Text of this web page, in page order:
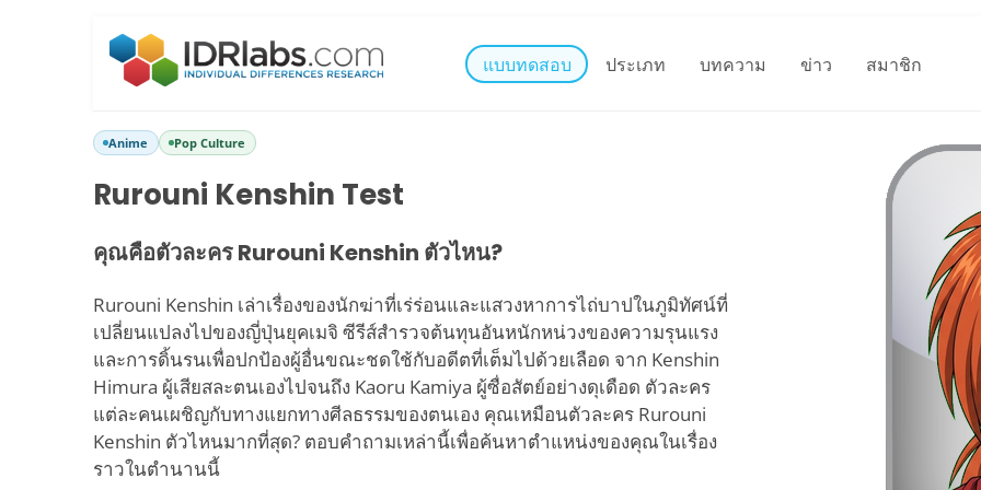
แบบทดสอบ ประเภท บทความ ข่าว สมาชิก
Anime Pop Culture
Rurouni Kenshin Test
คุณคือตัวละคร Rurouni Kenshin ตัวไหน?
Rurouni Kenshin เล่าเรื่องของนักฆ่าที่เร่ร่อนและแสวงหาการไถ่บาปในภูมิทัศน์ที่
เปลี่ยนแปลงไปของญี่ปุ่นยุคเมจิ ซีรีส์สำรวจต้นทุนอันหนักหน่วงของความรุนแรง
และการดิ้นรนเพื่อปกป้องผู้อื่นขณะชดใช้กับอดีตที่เต็มไปด้วยเลือด จาก Kenshin
Himura ผู้เสียสละตนเองไปจนถึง Kaoru Kamiya ผู้ซื่อสัตย์อย่างดุเดือด ตัวละคร
แต่ละคนเผชิญกับทางแยกทางศีลธรรมของตนเอง คุณเหมือนตัวละคร Rurouni
Kenshin ตัวไหนมากที่สุด? ตอบคำถามเหล่านี้เพื่อค้นหาตำแหน่งของคุณในเรื่อง
ราวในตำนานนี้